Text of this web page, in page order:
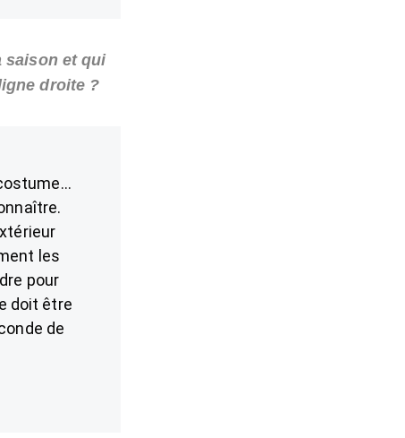
saison et qui
droite ?
les
pour
doit être
de